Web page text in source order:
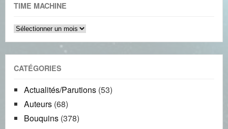
TIME MACHINE
Time
CATÉGORIES
Actualités/Parutions (53)
Auteurs (68)
Bouquins (378)